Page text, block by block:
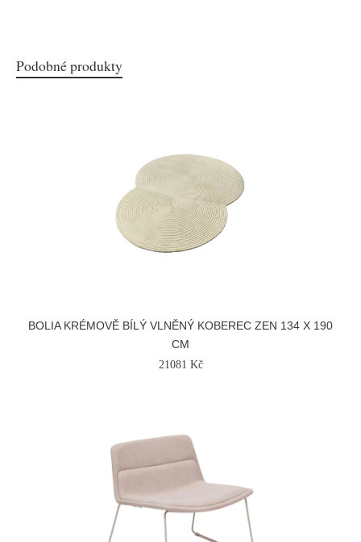
Podobné produkty
BOLIA KRÉMOVĚ BÍLÝ VLNĚNÝ KOBEREC ZEN 134 X 190
CM
21081 Kč